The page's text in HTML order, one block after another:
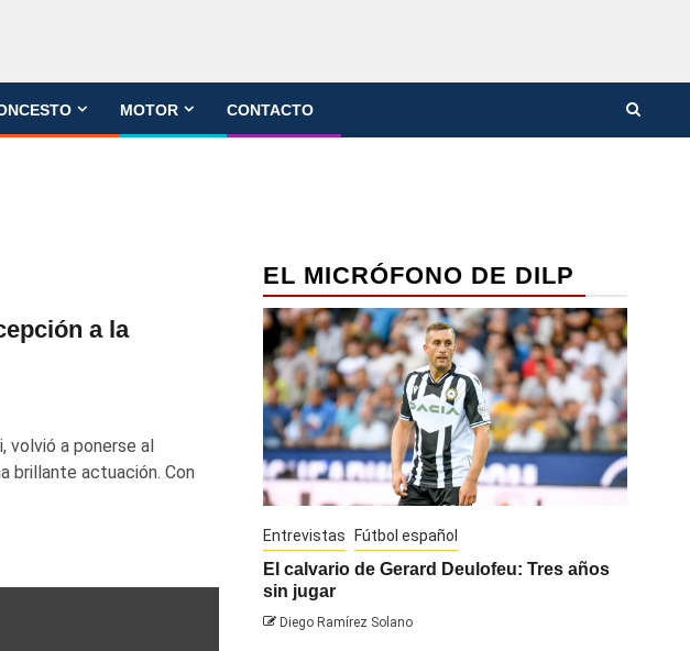
MOTOR CONTACTO
a la
volvió a ponerse al
brillante actuación. Con
EL MICRÓFONO DE DILP
Entrevistas Fútbol español
El calvario de Gerard Deulofeu: Tres años
sin jugar
Diego Ramírez Solano